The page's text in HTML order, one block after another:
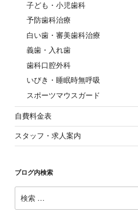
子ども・小児歯科
予防歯科治療
白い歯・審美歯科治療
義歯・入れ歯
歯科口腔外科
いびき・睡眠時無呼吸
スポーツマウスガード
自費料金表
スタッフ・求人案内
ブログ内検索
索: